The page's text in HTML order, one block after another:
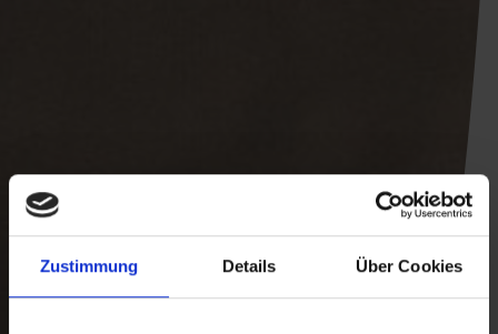
Zustimmung Details Über Cookies